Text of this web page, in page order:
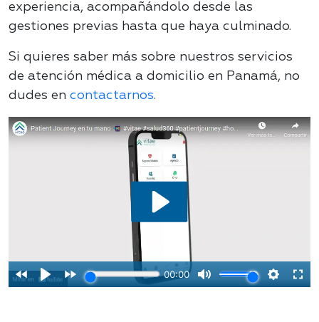
experiencia, acompañándolo desde las
gestiones previas hasta que haya culminado.
Si quieres saber más sobre nuestros servicios
de atención médica a domicilio en Panamá, no
dudes en contactarnos.